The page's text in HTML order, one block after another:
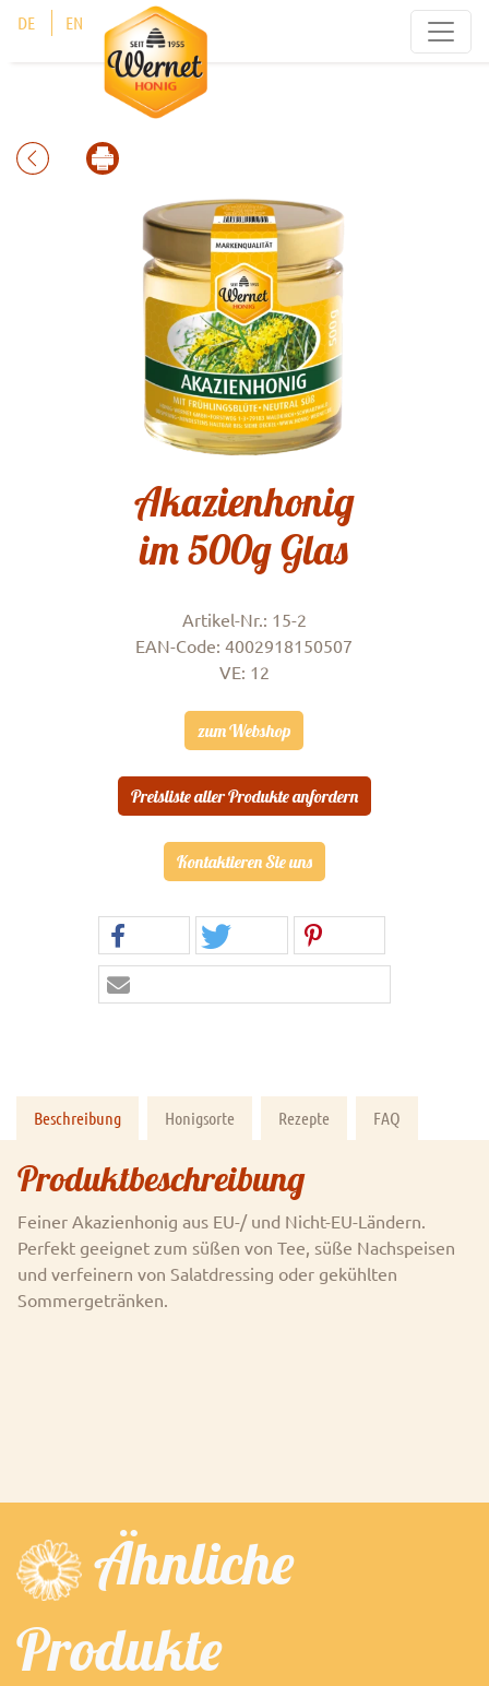
DE EN
Akazienhonig
im 500g Glas
Artikel-Nr.: 15-2
EAN-Code: 4002918150507
VE: 12
zum Webshop
Preisliste aller Produkte anfordern
Kontaktieren Sie uns
Beschreibung Honigsorte Rezepte FAQ
Produktbeschreibung
Feiner Akazienhonig aus EU-/ und Nicht-EU-Ländern.
Perfekt geeignet zum süßen von Tee, süße Nachspeisen
und verfeinern von Salatdressing oder gekühlten
Sommergetränken.
Ähnliche
Produkte
Cookie-Einstellungen